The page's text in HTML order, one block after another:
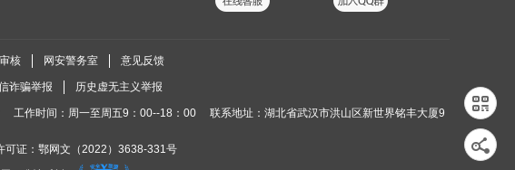
核 网安警务室 意见反馈
诈骗举报 历史虚无主义举报
工作时间：周一至周五9：00--18：00
联系地址：湖北省武汉市洪山区新世界铭丰大厦9
可证： 鄂网文（2022）3638-331号